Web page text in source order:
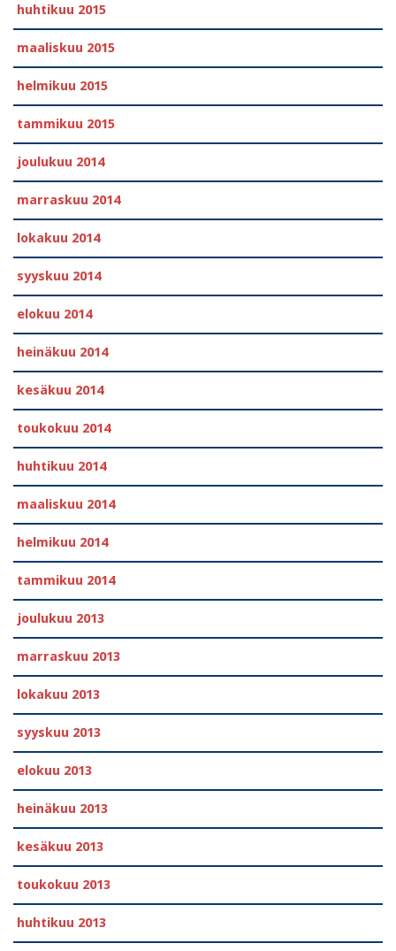
huhtikuu 2015
maaliskuu 2015
helmikuu 2015
tammikuu 2015
joulukuu 2014
marraskuu 2014
lokakuu 2014
syyskuu 2014
elokuu 2014
heinäkuu 2014
kesäkuu 2014
toukokuu 2014
huhtikuu 2014
maaliskuu 2014
helmikuu 2014
tammikuu 2014
joulukuu 2013
marraskuu 2013
lokakuu 2013
syyskuu 2013
elokuu 2013
heinäkuu 2013
kesäkuu 2013
toukokuu 2013
huhtikuu 2013